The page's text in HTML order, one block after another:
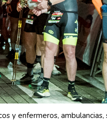
y enfermeros, ambulancias,